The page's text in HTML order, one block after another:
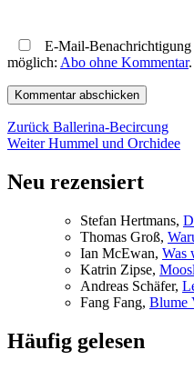
E-Mail-
möglich: Abo ohne Kommentar.
Beitragsnavigation
Zurück Vorheriger
Beitrag:
Ballerina-Becircung
Weiter Nächster
Hummel und Orchidee
Neu rezensiert
Ste­fan Hertmans,
Tho­mas Groß,
Ian McE­wan, Was
Kat­rin Zip­se,
An­dre­as Schä­fer,
Fang Fang, Blu­me
Häufig gelesen